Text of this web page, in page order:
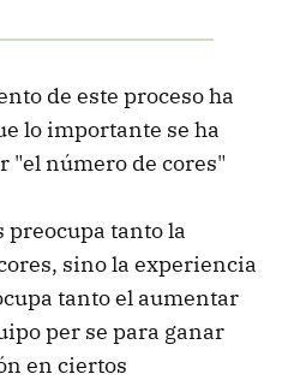
de este proceso ha
lo importante se ha
número de cores"
preocupa tanto la
sino la experiencia
tanto el aumentar
per se para ganar
en ciertos